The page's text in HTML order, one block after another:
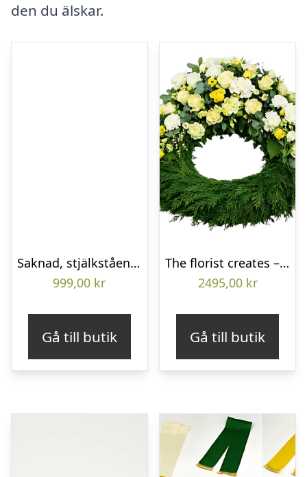
den du älskar.
Saknad, stjälkstående bukett
999,00 kr
Gå till butik
The florist creates – Funeral wreath
2495,00 kr
Gå till butik